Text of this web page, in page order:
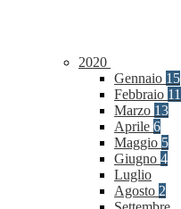
2020
Gennaio 15
Febbraio 11
Marzo 13
Aprile 6
Maggio 5
Giugno 4
Luglio
Agosto 2